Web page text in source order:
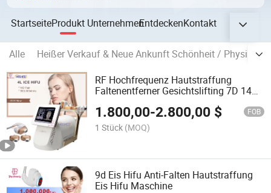
StartseiteProdukt UnternehmenEntdeckenKontakt
Alle
Heißer Verkauf & Neue Ankunft Schönheit /
RF Hochfrequenz Hautstraffung
Faltenentferner Gesichtslifting 7D 14D
1.800,00-2.800,00 $ FOB
1 Stück (MOQ)
9d Eis Hifu Anti-Falten Hautstraffung
Eis Hifu Maschine